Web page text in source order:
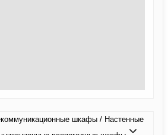
шкафы / Настенные